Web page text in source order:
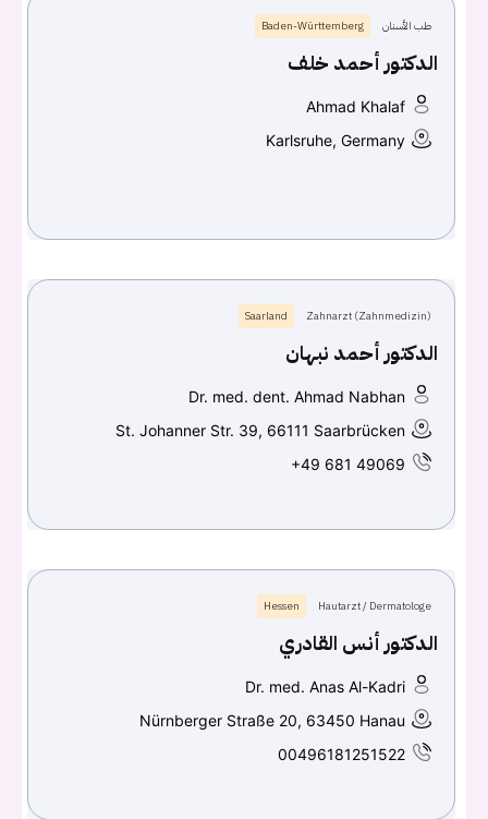
Facebook
طب الأسنان Baden-Württemberg
الدكتور أحمد خلف
Ahmad Khalaf
Karlsruhe, Germany
Zahnarzt (Zahnmedizin)
Saarland
الدكتور أحمد نبهان
Dr. med. dent. Ahmad Nabhan
St. Johanner Str. 39, 66111 Saarbrücken
+49 681 49069
Hautarzt / Dermatologe
Hessen
الدكتور أنس القادري
Dr. med. Anas Al-Kadri
Nürnberger Straße 20, 63450 Hanau
00496181251522